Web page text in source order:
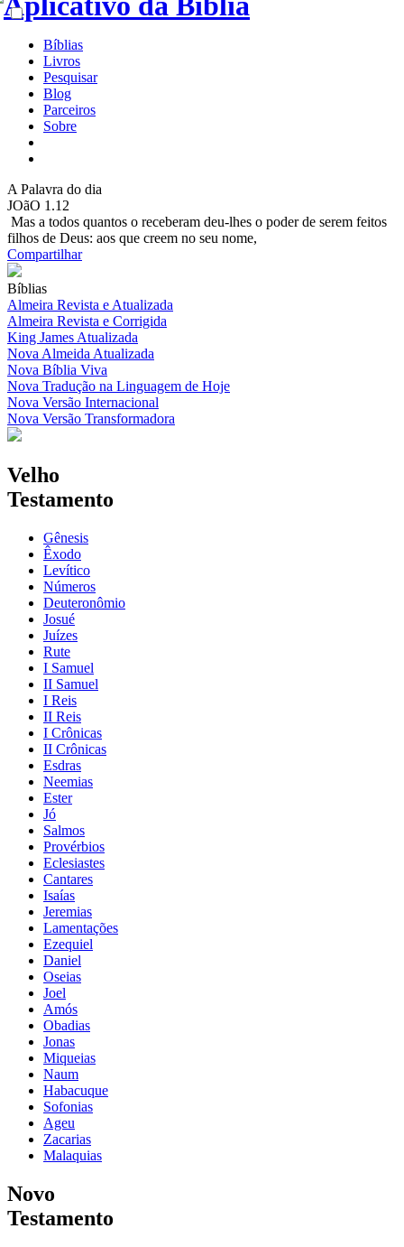
Bíblias
Livros
Pesquisar
Blog
Parceiros
Sobre
A Palavra do dia
JOãO 1.12
Mas a todos quantos o receberam deu-lhes o poder de serem feitos
filhos de Deus: aos que creem no seu nome,
Compartilhar
Bíblias
Almeira Revista e Atualizada
Almeira Revista e Corrigida
King James Atualizada
Nova Almeida Atualizada
Nova Bíblia Viva
Nova Tradução na Linguagem de Hoje
Nova Versão Internacional
Nova Versão Transformadora
Velho
Testamento
Gênesis
Êxodo
Levítico
Números
Deuteronômio
Josué
Juízes
Rute
I Samuel
II Samuel
I Reis
II Reis
I Crônicas
II Crônicas
Esdras
Neemias
Ester
Jó
Salmos
Provérbios
Eclesiastes
Cantares
Isaías
Jeremias
Lamentações
Ezequiel
Daniel
Oseias
Joel
Amós
Obadias
Jonas
Miqueias
Naum
Habacuque
Sofonias
Ageu
Zacarias
Malaquias
Novo
Testamento